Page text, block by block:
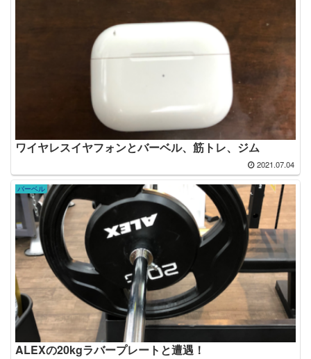
ワイヤレスイヤフォンとバーベル、筋トレ、ジム
2021.07.04
バーベル
ALEXの20kgラバープレートと遭遇！